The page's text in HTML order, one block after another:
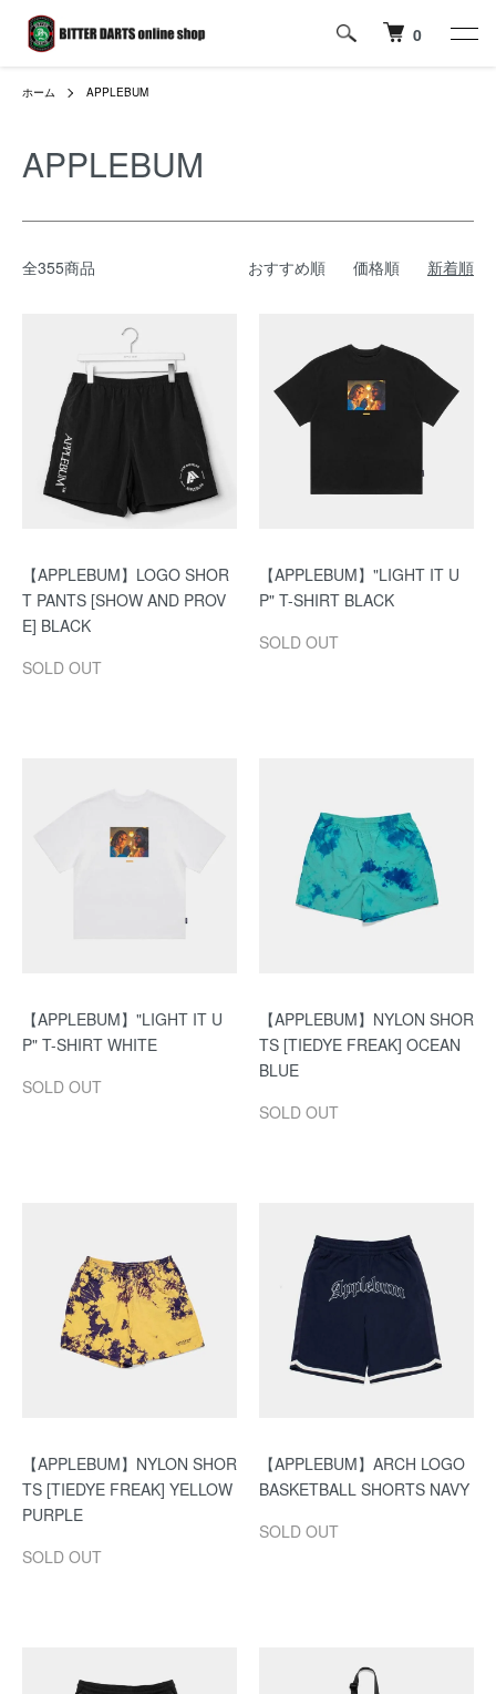
0
ホーム APPLEBUM
APPLEBUM
全355商品 おすすめ順 価格順 新着順
【APPLEBUM】LOGO SHOR
T PANTS [SHOW AND PROV
E] BLACK
SOLD OUT
【APPLEBUM】"LIGHT IT U
P" T-SHIRT BLACK
SOLD OUT
【APPLEBUM】"LIGHT IT U
P" T-SHIRT WHITE
SOLD OUT
【APPLEBUM】NYLON SHOR
TS [TIEDYE FREAK] OCEAN
BLUE
SOLD OUT
【APPLEBUM】NYLON SHOR
TS [TIEDYE FREAK] YELLOW
PURPLE
SOLD OUT
【APPLEBUM】ARCH LOGO
BASKETBALL SHORTS NAVY
SOLD OUT